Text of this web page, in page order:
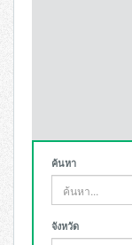
ค้นหา
จังหวัด